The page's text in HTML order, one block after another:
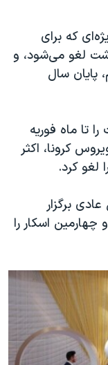
که برای
لغو می‌شود، و
پایان سال
تا ماه فوریه
کرونا، اکثر
لغو کرد.
برگزار
اسکار را